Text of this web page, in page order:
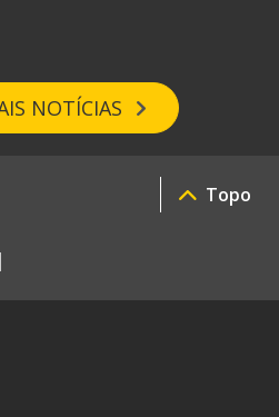
NOTÍCIAS
Topo